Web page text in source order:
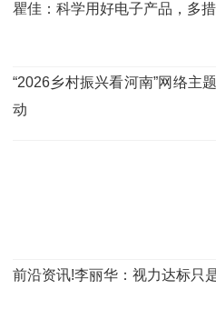
瞿佳：科学用好电子产品，多
“2026乡村振兴看河南”网络主
动
前沿资讯!李丽华：视力达标只